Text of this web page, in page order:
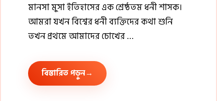
মানসা মুসা ইতিহাসের এক শ্রেষ্ঠতম ধনী শাসক।
আমরা যখন বিশ্বের ধনী ব্যক্তিদের কথা শুনি
তখন প্রথমে আমাদের চোখের …
বিস্তারিত পড়ুন